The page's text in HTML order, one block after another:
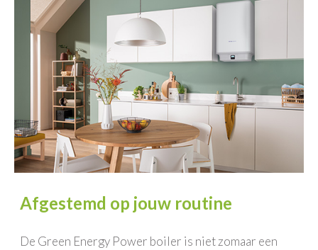
Afgestemd op jouw routine
De Green Energy Power boiler is niet zomaar een